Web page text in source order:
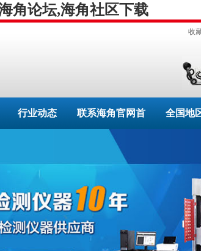
角论坛,海角社区下载
收
行业动态 联系海角官网首
页登录入口
全国地